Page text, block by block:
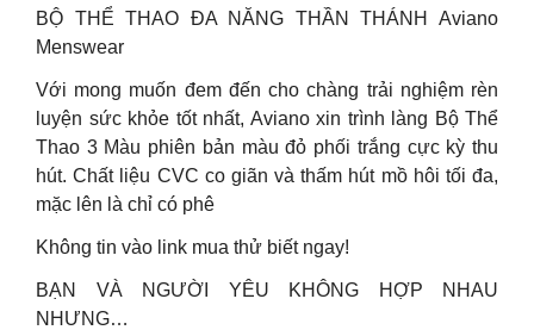
BỘ THỂ THAO ĐA NĂNG THẦN THÁNH Aviano
Menswear
Với mong muốn đem đến cho chàng trải nghiệm rèn
luyện sức khỏe tốt nhất, Aviano xin trình làng Bộ Thể
Thao 3 Màu phiên bản màu đỏ phối trắng cực kỳ thu
hút. Chất liệu CVC co giãn và thấm hút mồ hôi tối đa,
mặc lên là chỉ có phê
Không tin vào link mua thử biết ngay!
BẠN VÀ NGƯỜI YÊU KHÔNG HỢP NHAU
NHƯNG…